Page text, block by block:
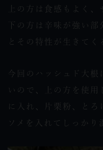
上の方は食感もよく
下の方は辛味が強い部
とその特性が生きてく
今回のハッシュド大根
いので、上の方を使
に入れ、片栗粉、とろ
ソメを入れてしっかり